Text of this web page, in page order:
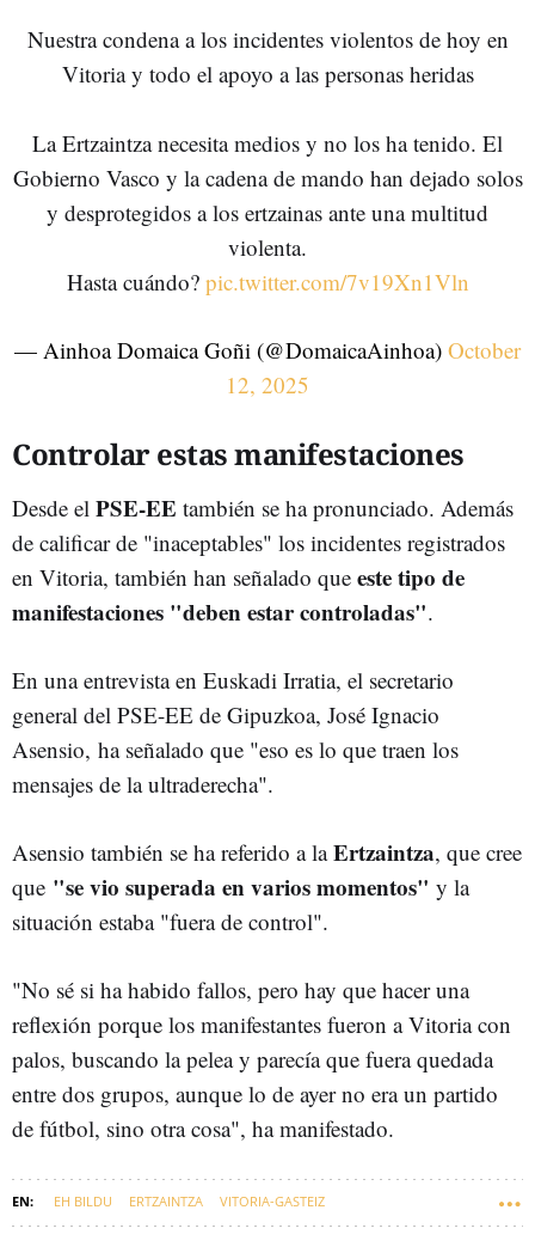
Nuestra condena a los incidentes violentos de hoy en
Vitoria y todo el apoyo a las personas heridas
La Ertzaintza necesita medios y no los ha tenido. El
Gobierno Vasco y la cadena de mando han dejado solos
y desprotegidos a los ertzainas ante una multitud
violenta.
Hasta cuándo? pic.twitter.com/7v19Xn1Vln
— Ainhoa Domaica Goñi (@DomaicaAinhoa) October
12, 2025
Controlar estas manifestaciones
Desde el PSE-EE también se ha pronunciado. Además
de calificar de "inaceptables" los incidentes registrados
en Vitoria, también han señalado que este tipo de
manifestaciones "deben estar controladas".
En una entrevista en Euskadi Irratia, el secretario
general del PSE-EE de Gipuzkoa, José Ignacio
Asensio, ha señalado que "eso es lo que traen los
mensajes de la ultraderecha".
Asensio también se ha referido a laErtzaintza, que cree
que "se vio superada en varios momentos" y la
situación estaba "fuera de control".
"No sé si ha habido fallos, pero hay que hacer una
reflexión porque los manifestantes fueron a Vitoria con
palos, buscando la pelea y parecía que fuera quedada
entre dos grupos, aunque lo de ayer no era un partido
de fútbol, sino otra cosa", ha manifestado.
EH BILDU ERTZAINTZA VITORIA-GASTEIZ